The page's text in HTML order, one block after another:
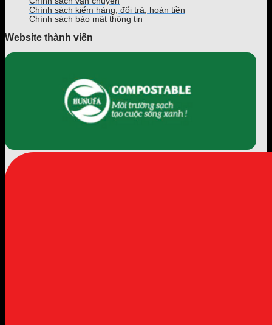
Chính sách kiểm hàng, đổi trả, hoàn tiền
Chính sách bảo mật thông tin
Website thành viên